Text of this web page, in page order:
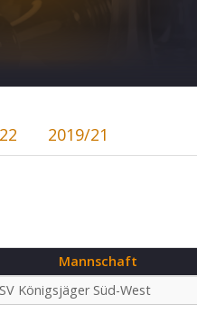
2019/21
Mannschaft
SV Königsjäger Süd-West